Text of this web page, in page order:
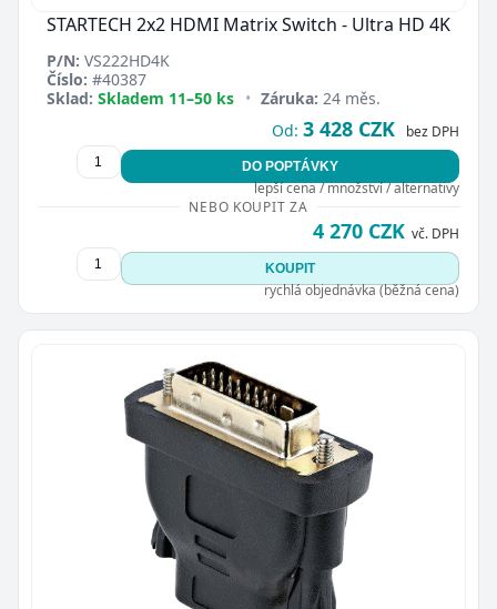
STARTECH 2x2 HDMI Matrix Switch - Ultra HD 4K
P/N: VS222HD4K
Číslo: #40387
Sklad: Skladem 11–50 ks • Záruka: 24 měs.
Od: 3 428 CZK bez DPH
DO POPTÁVKY
lepší cena / množství / alternativy
NEBO KOUPIT ZA
4 270 CZK vč. DPH
KOUPIT
rychlá objednávka (běžná cena)